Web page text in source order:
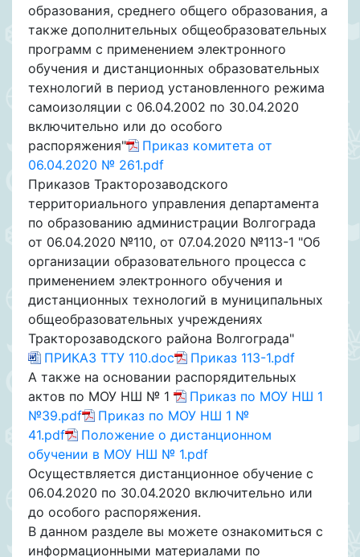
образования, среднего общего образования, а
также дополнительных общеобразовательных
программ с применением электронного
обучения и дистанционных образовательных
технологий в период установленного режима
самоизоляции с 06.04.2002 по 30.04.2020
включительно или до особого
распоряжения"
Приказ комитета от
06.04.2020 № 261.pdf
Приказов Тракторозаводского
территориального управления департамента
по образованию администрации Волгограда
от 06.04.2020 №110, от 07.04.2020 №113-1 "Об
организации образовательного процесса с
применением электронного обучения и
дистанционных технологий в муниципальных
общеобразовательных учреждениях
Тракторозаводского района Волгограда"
ПРИКАЗ ТТУ 110.doc
Приказ 113-1.pdf
А также на основании распорядительных
актов по МОУ НШ № 1
Приказ по МОУ НШ 1
№39.pdf
Приказ по МОУ НШ 1 №
41.pdf
Положение о дистанционном
обучении в МОУ НШ № 1.pdf
Осуществляется дистанционное обучение с
06.04.2020 по 30.04.2020 включительно или
до особого распоряжения.
В данном разделе вы можете ознакомиться с
информационными материалами по